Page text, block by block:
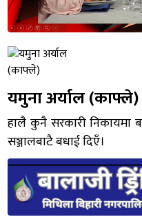
यमुना अर्याल (काफ्ले)
हालै कुनै सरकारी निकायमा
सञ्जालबाटै बधाई दिएँ।